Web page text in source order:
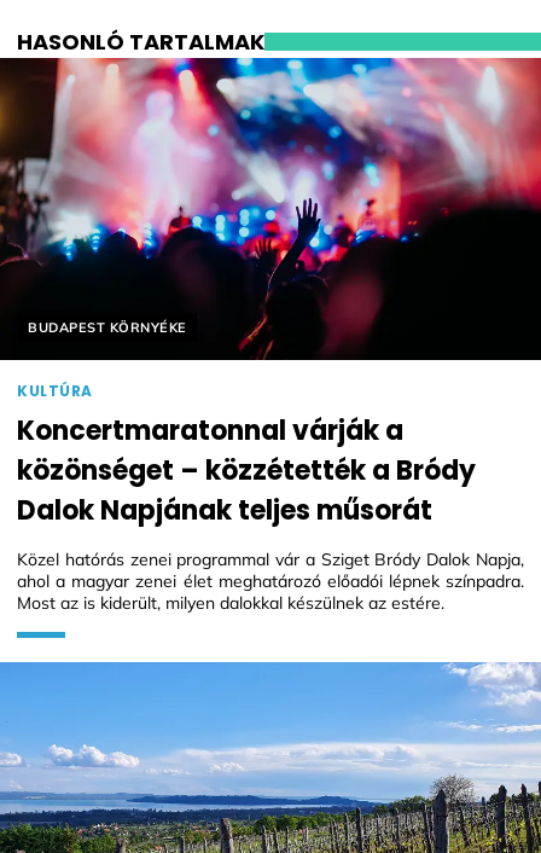
HASONLÓ TARTALMAK
Helyszín címkék:
BUDAPEST KÖRNYÉKE
KULTÚRA
Koncertmaratonnal várják a
közönséget – közzétették a Bródy
Dalok Napjának teljes műsorát
Közel hatórás zenei programmal vár a Sziget Bródy Dalok Napja,
ahol a magyar zenei élet meghatározó előadói lépnek színpadra.
Most az is kiderült, milyen dalokkal készülnek az estére.